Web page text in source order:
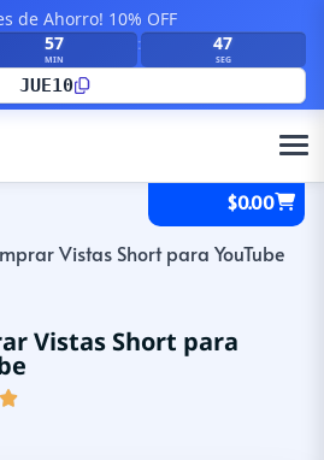
de Ahorro! 10% OFF
57
MIN
: 46
SEG
JUE10
$0.00
Vistas Short para YouTube
Vistas Short para
